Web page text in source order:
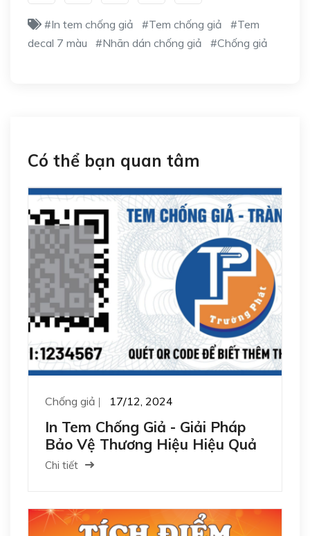
#In tem chống giả #Tem chống giả
#Tem
decal 7 màu
#Nhãn dán chống giả #Chống giả
Có thể bạn quan tâm
Chống giả 17/12, 2024
In Tem Chống Giả - Giải Pháp
Bảo Vệ Thương Hiệu Hiệu Quả
Chi tiết